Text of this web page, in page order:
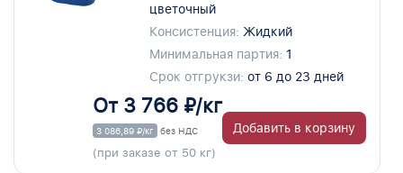
цветочный
Консистенция: Жидкий
Минимальная партия: 1
Срок отгрукзи: от 6 до 23 дней
От 3 766 ₽/кг
3 086,89 ₽/кг без НДС
(при заказе от 50 кг)
Добавить в корзину